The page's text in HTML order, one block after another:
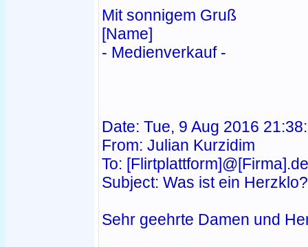
Mit sonnigem Gruß
[Name]
- Medienverkauf -
Date: Tue, 9 Aug 2016
From: Julian Kurzidim
To: [Flirtplattform]@[Firma].de
Subject: Was ist ein Herzklo?
Sehr geehrte Damen und